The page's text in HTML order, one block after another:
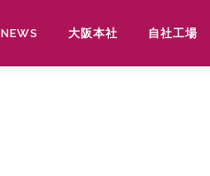
NEWS 大阪本社 自社工場